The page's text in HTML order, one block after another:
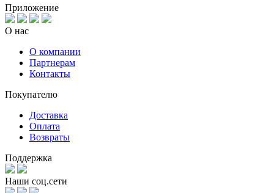
Приложение
О нас
О компании
Партнерам
Контакты
Покупателю
Доставка
Оплата
Возвраты
Поддержка
Наши соц.сети